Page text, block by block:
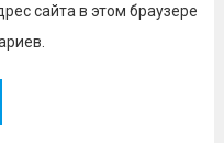
сайта в этом браузере